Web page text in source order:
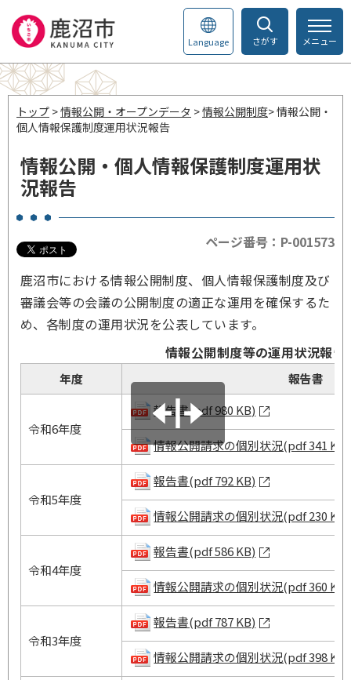
さがす
Language メニュー
トップ >情報公開・オープンデータ >情報公開制度> 情報公開・
個人情報保護制度運用状況報告
情報公開・個人情報保護制度運用状
況報告
ページ番号：P-001573
鹿沼市における情報公開制度、個人情報保護制度及び
審議会等の会議の公開制度の適正な運用を確保するた
め、各制度の運用状況を公表しています。
情報公開制度等の運用状況報告
年度 報告書
令和6年度
報告書(pdf 980 KB)
情報公開請求の個別状況(pdf 341 KB)
令和5年度
報告書(pdf 792 KB)
情報公開請求の個別状況(pdf 230 KB)
令和4年度
報告書(pdf 586 KB)
情報公開請求の個別状況(pdf 360 KB)
令和3年度
報告書(pdf 787 KB)
情報公開請求の個別状況(pdf 398 KB)